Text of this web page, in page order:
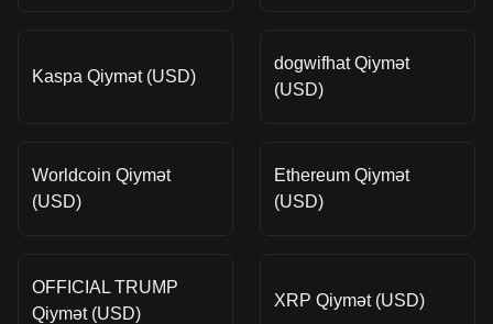
Kaspa Qiymət (USD)
dogwifhat Qiymət
(USD)
Worldcoin Qiymət
(USD)
Ethereum Qiymət
(USD)
OFFICIAL TRUMP
Qiymət (USD)
XRP Qiymət (USD)